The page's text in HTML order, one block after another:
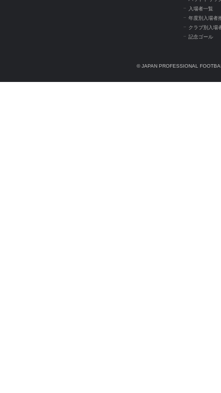
入場者一覧
年度別入場者
クラブ別入場
記念ゴール
© JAPAN PROFESSIONAL